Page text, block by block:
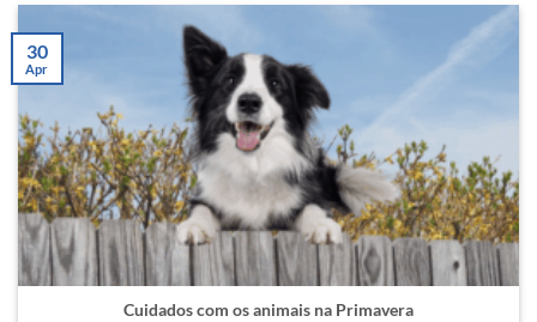
Cuidados com os animais na Primavera
30
Apr